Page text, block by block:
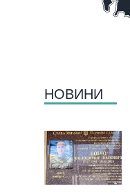
НОВИНИ